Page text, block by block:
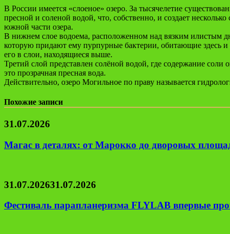
В России имеется «слоеное» озеро. За тысячелетие
пресной и соленой водой, что, собственно, и создает
южной части озера.
В нижнем слое водоема, расположенном над вязким илистым
которую придают ему пурпурные бактерии, обитающие здесь
его в слои, находящиеся выше.
Третий слой представлен солёной водой, где содержание
это прозрачная пресная вода.
Действительно, озеро Могильное по праву называется
Похожие записи
31.07.2026
Магас в деталях: от Марокко до дворовых
31.07.202631.07.2026
Фестиваль парапланеризма FLYLAB впервые